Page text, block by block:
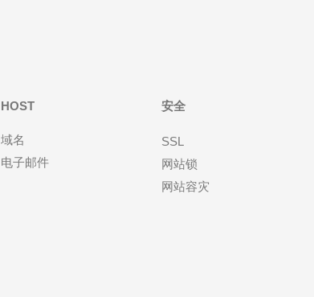
HOST
域名
电子邮件
安全
SSL
网站锁
网站容灾